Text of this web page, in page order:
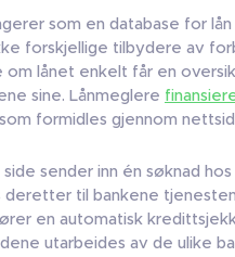
som en database for
forskjellige tilbydere av
om lånet enkelt får en
sine. Lånmeglere
som formidles gjennom
side sender inn én søknad
deretter til bankene
en automatisk
utarbeides av de ulike